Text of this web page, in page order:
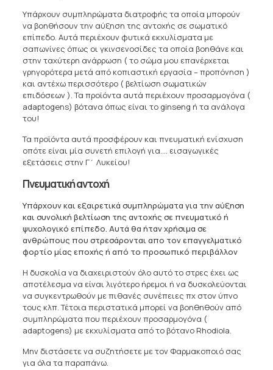
Υπάρχουν συμπληρώματα διατροφής τα οποία μπορούν
να βοηθήσουν την αύξηση της αντοχής σε σωματικό
επίπεδο. Αυτά περιέχουν φυτικά εκχυλίσματα με
σαπωνίνες όπως οι γκινσενοσίδες τα οποία βοηθάνε και
στην ταχύτερη ανάρρωση ( το σώμα μου επανέρχεται
γρηγορότερα μετά από κοπιαστική εργασία – προπόνηση )
και αντέχω περισσότερο ( βελτίωση σωματικών
επιδόσεων ). Τα προϊόντα αυτά περιέχουν προσαρμογόνα (
adaptogens) βότανα όπως είναι το ginseng ή τα ανάλογα
του!
Τα προϊόντα αυτά προσφέρουν και πνευματική ενίσχυση
οπότε είναι μία συνετή επιλογή για…. εισαγωγικές
εξετάσεις στην Γ΄ Λυκείου!
Πνευματική αντοχή
Υπάρχουν και εξαιρετικά συμπληρώματα για την αύξηση
και συνολική βελτίωση της αντοχής σε πνευματικό ή
ψυχολογικό επίπεδο. Αυτά θα ήταν χρήσιμα σε
ανθρώπους που στρεσάρονται απo τον επαγγελματικό
φορτίο μίας εποχής ή από το προσωπικό περιβάλλον
Η δυσκολία να διαχειριστούν όλο αυτό το στρες έχει ως
αποτέλεσμα να είναι λιγότερο ήρεμοι ή να δυσκολεύονται
να συγκεντρωθούν με πιθανές συνέπειες πχ στον ύπνο
τους κλπ. Τέτοια περιστατικά μπορεί να βοηθηθούν από
συμπληρώματα που περιέχουν προσαρμογόνα (
adaptogens) με εκχυλίσματα από το βότανο Rhodiola.
Μην διστάσετε να συζητήσετε με τον Φαρμακοποιό σας
για όλα τα παραπάνω.